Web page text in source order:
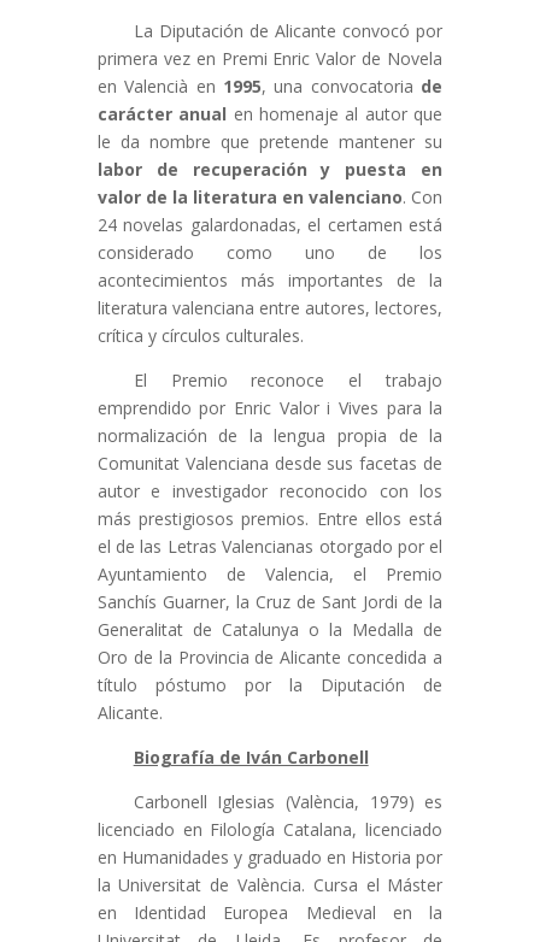
La Diputación de Alicante convocó por
primera vez en Premi Enric Valor de Novela
en Valencià en 1995, una convocatoria de
carácter anual en homenaje al autor que
le da nombre que pretende mantener su
labor de recuperación y puesta en
valor de la literatura en valenciano. Con
24 novelas galardonadas, el certamen está
considerado como uno de los
acontecimientos más importantes de la
literatura valenciana entre autores, lectores,
crítica y círculos culturales.
El Premio reconoce el trabajo
emprendido por Enric Valor i Vives para la
normalización de la lengua propia de la
Comunitat Valenciana desde sus facetas de
autor e investigador reconocido con los
más prestigiosos premios. Entre ellos está
el de las Letras Valencianas otorgado por el
Ayuntamiento de Valencia, el Premio
Sanchís Guarner, la Cruz de Sant Jordi de la
Generalitat de Catalunya o la Medalla de
Oro de la Provincia de Alicante concedida a
título póstumo por la Diputación de
Alicante.
Biografía de Iván Carbonell
Carbonell Iglesias (València, 1979) es
licenciado en Filología Catalana, licenciado
en Humanidades y graduado en Historia por
la Universitat de València. Cursa el Máster
en Identidad Europea Medieval en la